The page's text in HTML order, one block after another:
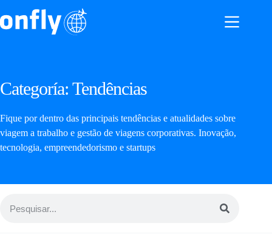
Categoría: Tendências
Fique por dentro das principais tendências e atualidades sobre
viagem a trabalho e gestão de viagens corporativas. Inovação,
tecnologia, empreendedorismo e startups